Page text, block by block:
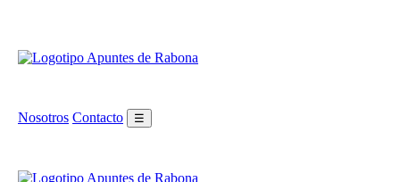
Nosotros Contacto ☰